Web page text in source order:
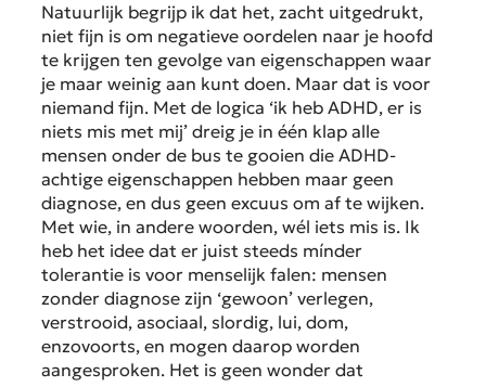
Natuurlijk begrijp ik dat het, zacht uitgedrukt,
niet fijn is om negatieve oordelen naar je hoofd
te krijgen ten gevolge van eigenschappen waar
je maar weinig aan kunt doen. Maar dat is voor
niemand fijn. Met de logica ‘ik heb ADHD, er is
niets mis met mij’ dreig je in één klap alle
mensen onder de bus te gooien die ADHD-
achtige eigenschappen hebben maar geen
diagnose, en dus geen excuus om af te wijken.
Met wie, in andere woorden, wél iets mis is. Ik
heb het idee dat er juist steeds mínder
tolerantie is voor menselijk falen: mensen
zonder diagnose zijn ‘gewoon’ verlegen,
verstrooid, asociaal, slordig, lui, dom,
enzovoorts, en mogen daarop worden
aangesproken. Het is geen wonder dat